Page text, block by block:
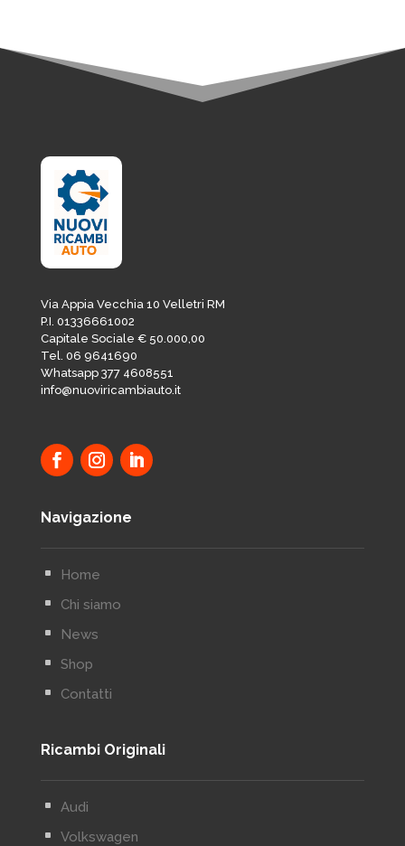
Via Appia Vecchia 10 Velletri RM
P.I. 01336661002
Capitale Sociale € 50.000,00
Tel. 06 9641690
Whatsapp 377 4608551
info@nuoviricambiauto.it
Navigazione
^ Home
^ Chi siamo
^ News
^ Shop
^ Contatti
Ricambi Originali
^ Audi
^ Volkswagen